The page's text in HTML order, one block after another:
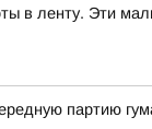
в ленту. Эти
партию